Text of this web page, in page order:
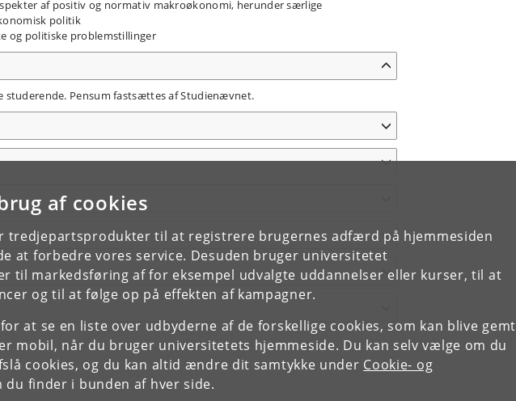
af cookies
tredjepartsprodukter til at registrere brugernes adfærd på hjemmesiden
at forbedre vores service. Desuden bruger universitetet
til markedsføring af for eksempel udvalgte uddannelser eller kurser, til at
og til at følge op på effekten af kampagner.
at se en liste over udbyderne af de forskellige cookies, som kan blive gemt
mobil, når du bruger universitetets hjemmeside. Du kan selv vælge om du
cookies, og du kan altid ændre dit samtykke under Cookie- og
du finder i bunden af hver side.
af positiv og normativ makroøkonomi, herunder særlige
politik
og politiske problemstillinger
studerende. Pensum fastsættes af Studienævnet.